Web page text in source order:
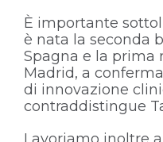
È importante
è nata la seconda
Spagna e la prima
Madrid, a
di innovazione
contraddistingue